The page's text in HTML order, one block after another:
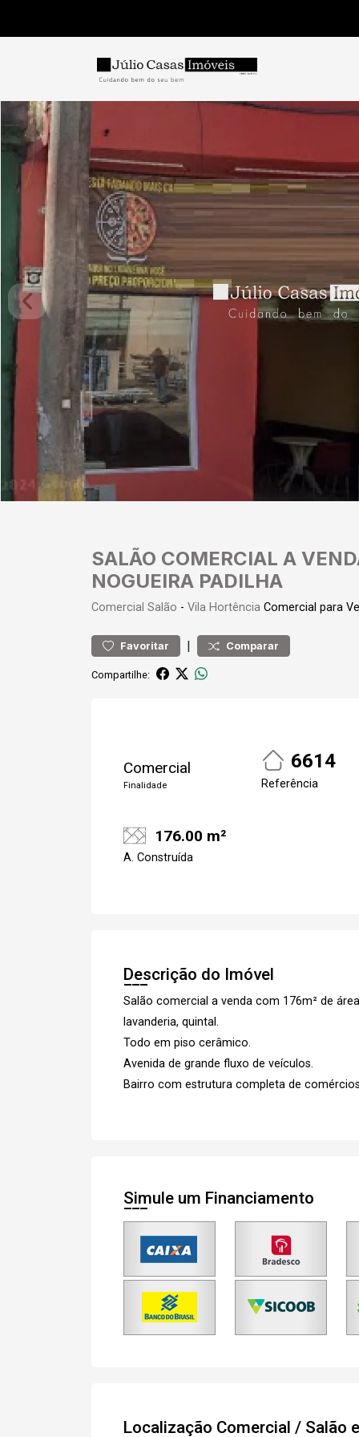
SALÃO COMERCIAL A
NOGUEIRA PADILHA
Comercial Salão - Vila Hortência Comercial para
Favoritar | Comparar
Compartilhe:
Comercial
Finalidade
6614
Referência
176.00 m²
A. Construída
Descrição do Imóvel
Salão comercial a venda com 176m² de
lavanderia, quintal.
Todo em piso cerâmico.
Avenida de grande fluxo de veículos.
Bairro com estrutura completa de
Simule um Financiamento
Localização Comercial / Salão
Cadastre-se
Finalizar Cadastro